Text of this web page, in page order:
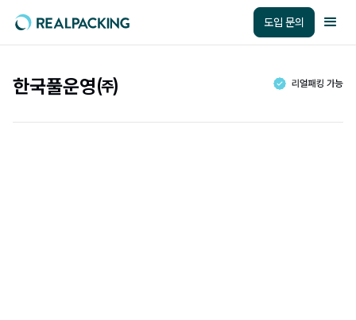
도입 문의
한국풀운영㈜